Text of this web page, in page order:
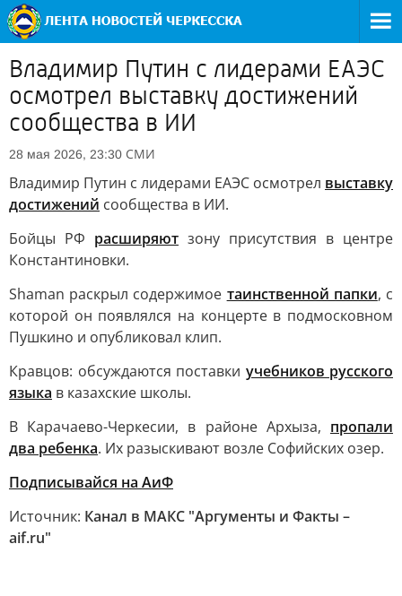
Владимир Путин с лидерами ЕАЭС
осмотрел выставку достижений
сообщества в ИИ
28 мая 2026, 23:30 СМИ
Владимир Путин с лидерами ЕАЭС осмотрел выставку
достижений сообщества в ИИ.
Бойцы РФ расширяют зону присутствия в центре
Константиновки.
Shaman раскрыл содержимое таинственной папки, с
которой он появлялся на концерте в подмосковном
Пушкино и опубликовал клип.
Кравцов: обсуждаются поставки учебников русского
языка в казахские школы.
В Карачаево-Черкесии, в районе Архыза, пропали
два ребенка. Их разыскивают возле Софийских озер.
Подписывайся на АиФ
Источник: Канал в МАКС "Аргументы и Факты –
aif.ru"